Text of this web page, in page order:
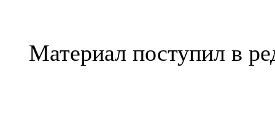
Материал поступил в